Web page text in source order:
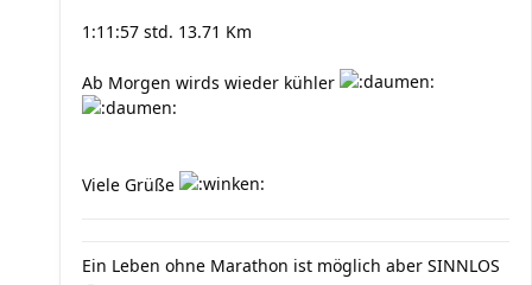
1:11:57 std. 13.71 Km
Ab Morgen wirds wieder kühler
Viele Grüße
Ein Leben ohne Marathon ist möglich aber SINNLOS